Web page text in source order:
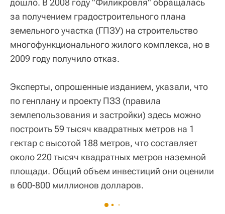
дошло. В 2008 году "Филикровля" обращалась
за получением градостроительного плана
земельного участка (ГПЗУ) на строительство
многофункционального жилого комплекса, но в
2009 году получило отказ.
Эксперты, опрошенные изданием, указали, что
по генплану и проекту ПЗЗ (правила
землепользования и застройки) здесь можно
построить 59 тысяч квадратных метров на 1
гектар с высотой 188 метров, что составляет
около 220 тысяч квадратных метров наземной
площади. Общий объем инвестиций они оценили
в 600-800 миллионов долларов.